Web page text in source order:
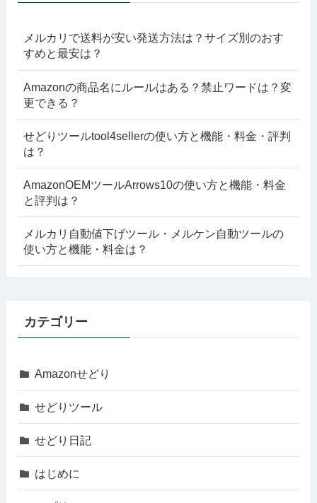
メルカリで送料が安い発送方法は？サイズ別のおす
すめと最安は？
Amazonの商品名にルールはある？禁止ワードは？変
更できる？
せどりツールtool4sellerの使い方と機能・料金・評判
は？
AmazonOEMツールArrows10の使い方と機能・料金
と評判は？
メルカリ自動値下げツール・メルケン自動ツールの
使い方と機能・料金は？
カテゴリー
Amazonせどり
せどりツール
せどり日記
はじめに